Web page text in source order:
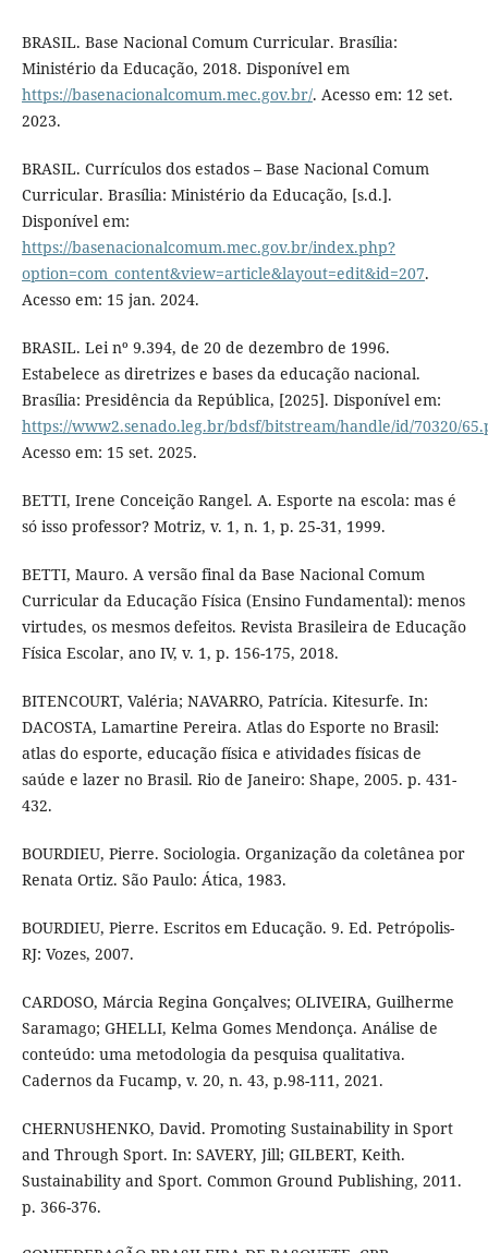
BRASIL. Base Nacional Comum Curricular. Brasília:
Ministério da Educação, 2018. Disponível em
https://basenacionalcomum.mec.gov.br/. Acesso em: 12 set.
2023.
BRASIL. Currículos dos estados – Base Nacional Comum
Curricular. Brasília: Ministério da Educação, [s.d.].
Disponível em:
https://basenacionalcomum.mec.gov.br/index.php?
option=com_content&view=article&layout=edit&id=207.
Acesso em: 15 jan. 2024.
BRASIL. Lei nº 9.394, de 20 de dezembro de 1996.
Estabelece as diretrizes e bases da educação nacional.
Brasília: Presidência da República, [2025]. Disponível em:
https://www2.senado.leg.br/bdsf/bitstream/handle/id/70320/
Acesso em: 15 set. 2025.
BETTI, Irene Conceição Rangel. A. Esporte na escola: mas é
só isso professor? Motriz, v. 1, n. 1, p. 25-31, 1999.
BETTI, Mauro. A versão final da Base Nacional Comum
Curricular da Educação Física (Ensino Fundamental): menos
virtudes, os mesmos defeitos. Revista Brasileira de Educação
Física Escolar, ano IV, v. 1, p. 156-175, 2018.
BITENCOURT, Valéria; NAVARRO, Patrícia. Kitesurfe. In:
DACOSTA, Lamartine Pereira. Atlas do Esporte no Brasil:
atlas do esporte, educação física e atividades físicas de
saúde e lazer no Brasil. Rio de Janeiro: Shape, 2005. p. 431-
432.
BOURDIEU, Pierre. Sociologia. Organização da coletânea por
Renata Ortiz. São Paulo: Ática, 1983.
BOURDIEU, Pierre. Escritos em Educação. 9. Ed. Petrópolis-
RJ: Vozes, 2007.
CARDOSO, Márcia Regina Gonçalves; OLIVEIRA, Guilherme
Saramago; GHELLI, Kelma Gomes Mendonça. Análise de
conteúdo: uma metodologia da pesquisa qualitativa.
Cadernos da Fucamp, v. 20, n. 43, p.98-111, 2021.
CHERNUSHENKO, David. Promoting Sustainability in Sport
and Through Sport. In: SAVERY, Jill; GILBERT, Keith.
Sustainability and Sport. Common Ground Publishing, 2011.
p. 366-376.